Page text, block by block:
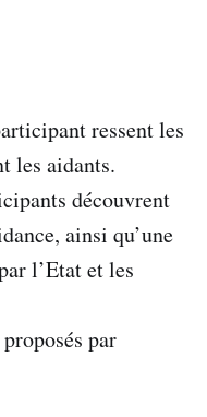
ressent les
les aidants.
découvrent
ainsi qu’une
l’Etat et les
par